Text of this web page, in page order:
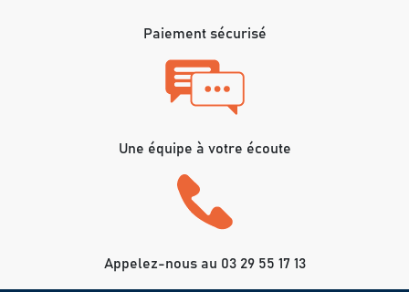
Paiement sécurisé
Une équipe à votre écoute
Appelez-nous au 03 29 55 17 13